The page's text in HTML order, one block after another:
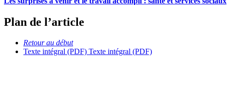
Plan de l’article
Retour au début
Texte intégral (PDF) Texte intégral (PDF)